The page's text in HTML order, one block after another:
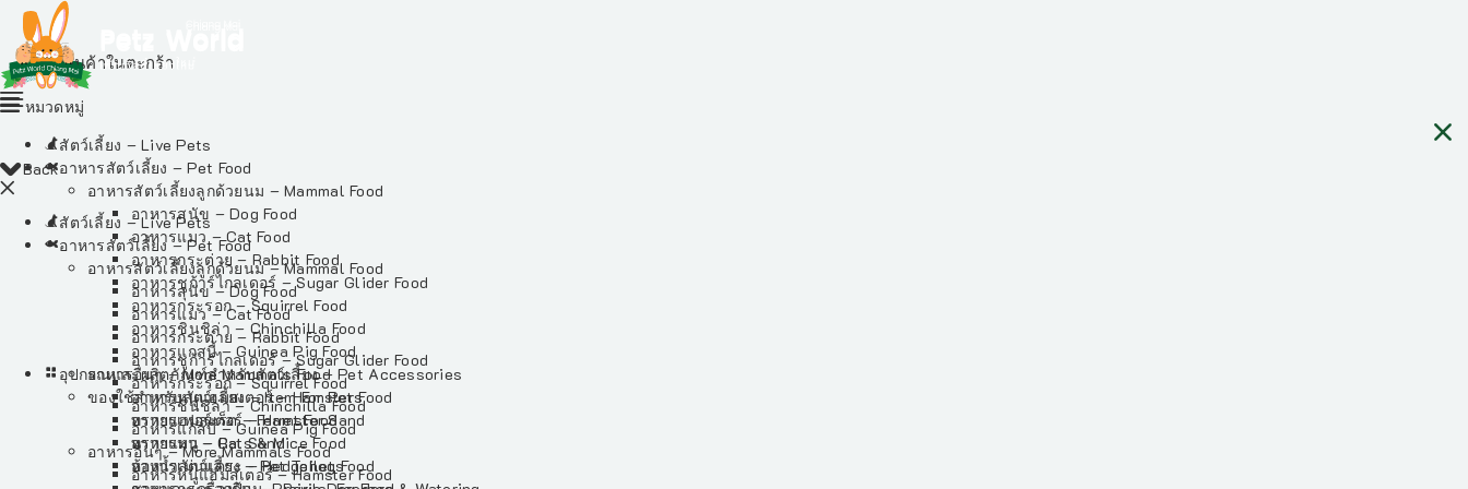
ไม่มีสินค้าในตะกร้า
Back
สัตว์เลี้ยง – Live Pets
อาหารสัตว์เลี้ยง – Pet Food
อาหารสัตว์เลี้ยงลูกด้วยนม – Mammal Food
อาหารสุนัข – Dog Food
อาหารแมว – Cat Food
อาหารกระต่าย – Rabbit Food
อาหารชูก้าร์ไกลเดอร์ – Sugar Glider Food
อาหารกระรอก – Squirrel Food
อาหารชินชิล่า – Chinchilla Food
อาหารแกสบี้ – Guinea Pig Food
อาหารอื่นๆ – More Mammals Food
อาหารหนูแฮมสเตอร์ – Hamster Food
หมวดหมู่
สัตว์เลี้ยง – Live Pets
อาหารสัตว์เลี้ยง – Pet Food
อาหารสัตว์เลี้ยงลูกด้วยนม – Mammal Food
อาหารสุนัข – Dog Food
อาหารแมว – Cat Food
อาหารกระต่าย – Rabbit Food
อาหารชูก้าร์ไกลเดอร์ – Sugar Glider Food
อาหารกระรอก – Squirrel Food
อาหารชินชิล่า – Chinchilla Food
อาหารแกสบี้ – Guinea Pig Food
อาหารอื่นๆ – More Mammals Food
อาหารหนูแฮมสเตอร์ – Hamster Food
อาหารเฟอร์เร็ต – Ferret Food
อาหารหนู – Rats & Mice Food
อาหารเม่นแคระ – Hedgehog Food
อุปกรณและผลิตภัณฑ์สำหรับสัตว์เลี้ยง – Pet Accessories
ของใช้สำหรับสัตว์เลี้ยง – Item For Pets
ทรายแฮมสเตอร์ – Hamster Sand
ทรายแมว – Cat Sand
ห้องน้ำสัตว์เลี้ยง – Pet Toilets